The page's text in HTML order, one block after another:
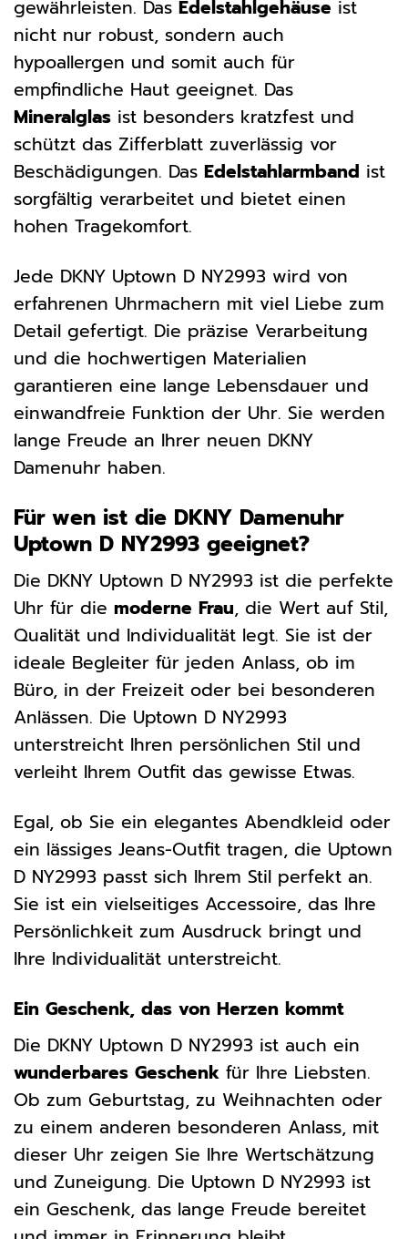
gewährleisten. Das Edelstahlgehäuse ist
nicht nur robust, sondern auch
hypoallergen und somit auch für
empfindliche Haut geeignet. Das
Mineralglas ist besonders kratzfest und
schützt das Zifferblatt zuverlässig vor
Beschädigungen. Das Edelstahlarmband ist
sorgfältig verarbeitet und bietet einen
hohen Tragekomfort.
Jede DKNY Uptown D NY2993 wird von
erfahrenen Uhrmachern mit viel Liebe zum
Detail gefertigt. Die präzise Verarbeitung
und die hochwertigen Materialien
garantieren eine lange Lebensdauer und
einwandfreie Funktion der Uhr. Sie werden
lange Freude an Ihrer neuen DKNY
Damenuhr haben.
Für wen ist die DKNY Damenuhr
Uptown D NY2993 geeignet?
Die DKNY Uptown D NY2993 ist die perfekte
Uhr für die moderne Frau, die Wert auf Stil,
Qualität und Individualität legt. Sie ist der
ideale Begleiter für jeden Anlass, ob im
Büro, in der Freizeit oder bei besonderen
Anlässen. Die Uptown D NY2993
unterstreicht Ihren persönlichen Stil und
verleiht Ihrem Outfit das gewisse Etwas.
Egal, ob Sie ein elegantes Abendkleid oder
ein lässiges Jeans-Outfit tragen, die Uptown
D NY2993 passt sich Ihrem Stil perfekt an.
Sie ist ein vielseitiges Accessoire, das Ihre
Persönlichkeit zum Ausdruck bringt und
Ihre Individualität unterstreicht.
Ein Geschenk, das von Herzen kommt
Die DKNY Uptown D NY2993 ist auch ein
wunderbares Geschenk für Ihre Liebsten.
Ob zum Geburtstag, zu Weihnachten oder
zu einem anderen besonderen Anlass, mit
dieser Uhr zeigen Sie Ihre Wertschätzung
und Zuneigung. Die Uptown D NY2993 ist
ein Geschenk, das lange Freude bereitet